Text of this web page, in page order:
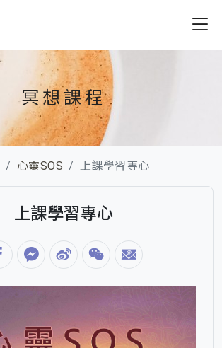
冥想課程
心靈SOS 上課學習專心
上課學習專心